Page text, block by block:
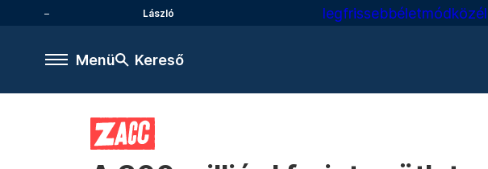
László legfrissebbéletmód
Menü Kereső